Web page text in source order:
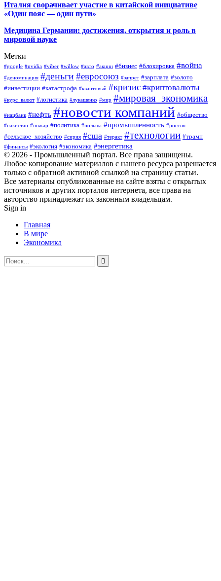
Италия сворачивает участие в китайской инициативе
«Один пояс — один пути»
Медицина Германии: достижения, открытия и роль в
мировой науке
Метки
#google #nvidia #viber #willow #авто #акции #бизнес #блокировка #война
#деноминация #деньги#евросоюз #запрет #зарплата #золото
#инвестиции #катастрофа #квантовый #кризис #криптовалюты
#курс_валют #логистика #лукашенко #мир #мировая_экономика
#нацбанк #нефть #новости компаний #общество
#пакистан #пожар #политика #польша #промышленность #россия
#сельское_хозяйство #сирия #сша #теракт #технологии #трамп
#финансы #экология #экономика #энергетика
© 2026 - Промышленный портал. Все права защищены.
Любое копирование материалов с нашего ресурса разрешается
только с обратной активной ссылкой на страницу статьи.
Все материалы опубликованные на сайте взяты с открытых
источников и других порталов интернета, все права на
авторство принадлежат их законным владельцам.
Sign in
Главная
В мире
Экономика